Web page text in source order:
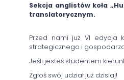
Sekcja anglistów koła
translatorycznym.
Przed nami już VI edycja
strategicznego i
Jeśli jesteś studentem
Zgłoś swój udział już dzisiaj!